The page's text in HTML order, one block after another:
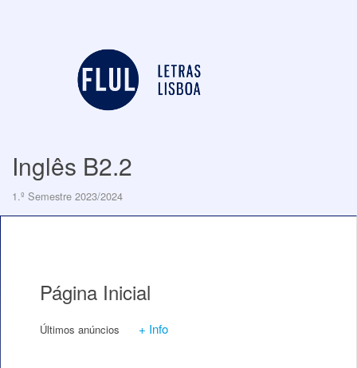
Inglês B2.2
1.º Semestre 2023/2024
Página Inicial
Últimos anúncios + Info